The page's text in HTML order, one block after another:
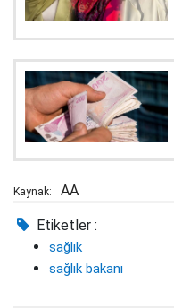
Kaynak: AA
Etiketler :
sağlık
sağlık bakanı